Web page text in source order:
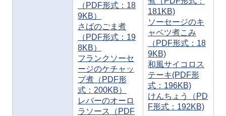
（PDF形式：18
9KB）
さばのごま煮
（PDF形式：19
8KB）
フランクソーセ
ージのケチャッ
プ煮（PDF形
式：200KB）
レバーのオーロ
ラソース（PDF
181KB)
ソーセージのキ
ャベツ煮こみ
（PDF形式：18
9KB)
和風サイコロス
テーキ(PDF形
式：196KB)
けんちょう（PD
F形式：192KB)